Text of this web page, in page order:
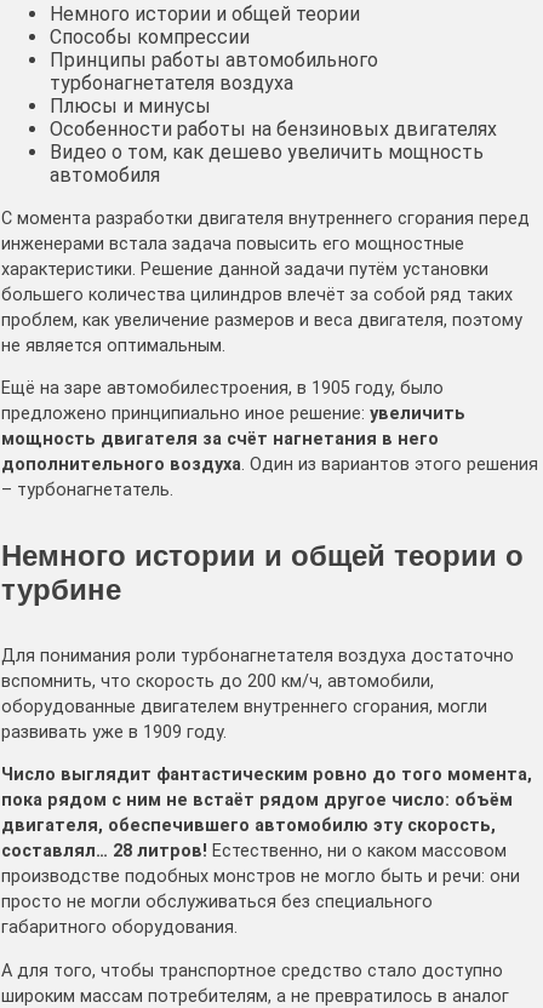
Немного истории и общей теории
Способы компрессии
Принципы работы автомобильного
турбонагнетателя воздуха
Плюсы и минусы
Особенности работы на бензиновых двигателях
Видео о том, как дешево увеличить мощность
автомобиля
С момента разработки двигателя внутреннего сгорания перед
инженерами встала задача повысить его мощностные
характеристики. Решение данной задачи путём установки
большего количества цилиндров влечёт за собой ряд таких
проблем, как увеличение размеров и веса двигателя, поэтому
не является оптимальным.
Ещё на заре автомобилестроения, в 1905 году, было
предложено принципиально иное решение: увеличить
мощность двигателя за счёт нагнетания в него
дополнительного воздуха. Один из вариантов этого решения
– турбонагнетатель.
Немного истории и общей теории о
турбине
Для понимания роли турбонагнетателя воздуха достаточно
вспомнить, что скорость до 200 км/ч, автомобили,
оборудованные двигателем внутреннего сгорания, могли
развивать уже в 1909 году.
Число выглядит фантастическим ровно до того момента,
пока рядом с ним не встаёт рядом другое число: объём
двигателя, обеспечившего автомобилю эту скорость,
составлял… 28 литров! Естественно, ни о каком массовом
производстве подобных монстров не могло быть и речи: они
просто не могли обслуживаться без специального
габаритного оборудования.
А для того, чтобы транспортное средство стало доступно
широким массам потребителям, а не превратилось в аналог